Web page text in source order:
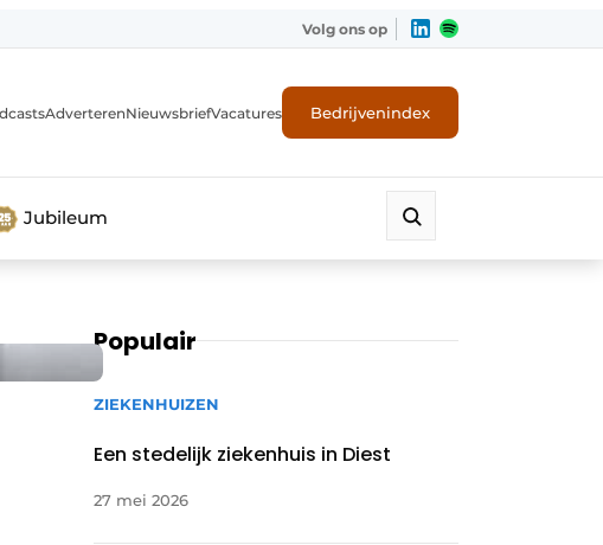
Volg ons op
AdverterenNieuwsbriefVacatures Bedrijvenindex
Jubileum
Populair
ZIEKENHUIZEN
Een stedelijk ziekenhuis in Diest
27 mei 2026